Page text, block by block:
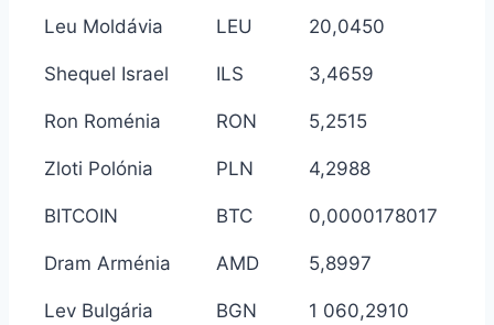
Leu Moldávia LEU 20,0450
Shequel Israel ILS 3,4659
Ron Roménia RON 5,2515
Zloti Polónia PLN 4,2988
BITCOIN BTC 0,0000178017
Dram Arménia AMD 5,8997
Lev Bulgária BGN 1 060,2910